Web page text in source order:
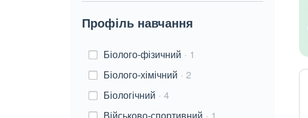
Профіль навчання
Біолого-фізичний
1
Біолого-хімічний
2
Біологічний
4